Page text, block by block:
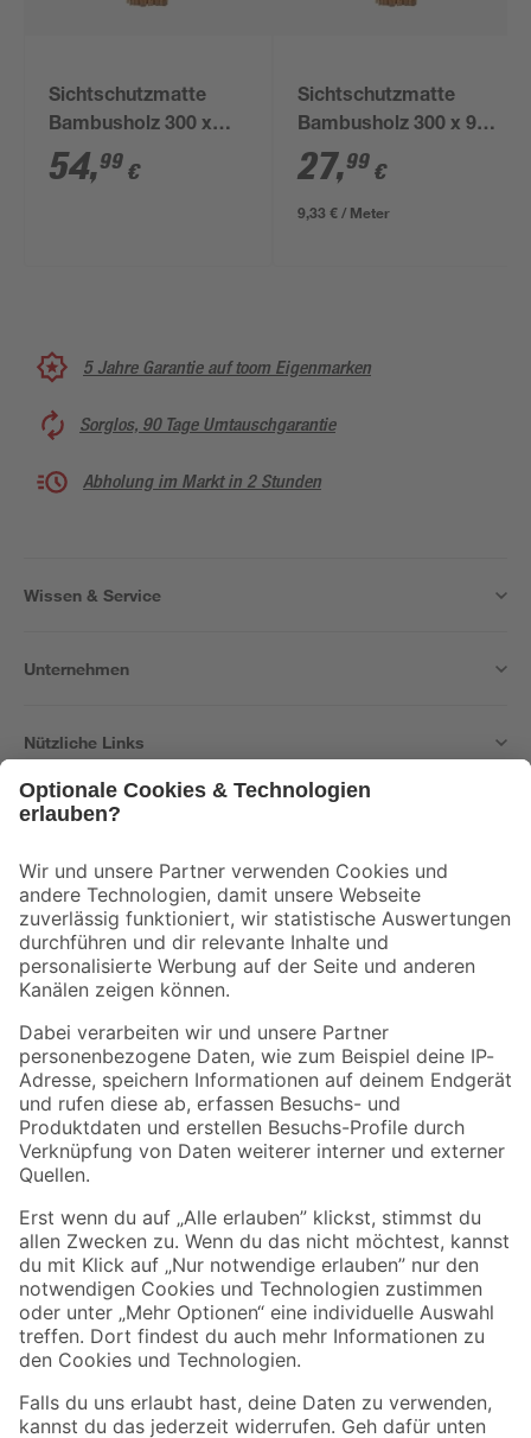
Sichtschutzmatte
Bambusholz 300 x
180 cm
54,99 €
Sichtschutzmatte
Bambusholz 300 x 90
cm
27,99 €
9,33 € / Meter
5 Jahre Garantie auf toom Eigenmarken
Sorglos, 90 Tage Umtauschgarantie
Abholung im Markt in 2 Stunden
Wissen & Service
Unternehmen
Nützliche Links
Der toom Newsletter: Keine Angebote und Aktionen mehr verpassen!
Zur Newsletter Anmeldung
Folge uns
Zahlungsarten Versandarten
Sicher einkaufen
Jetzt die toom-App herunterladen
Alle Preisangaben in EUR inkl. gesetzl. MwSt.. Die dargestellten Angebote sind unter